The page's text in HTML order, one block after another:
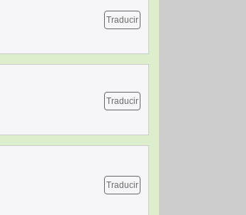
Traducir
Traducir
Traducir